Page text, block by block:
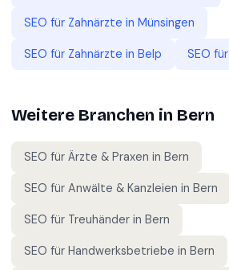
SEO für Zahnärzte in Münsingen
SEO für Zahnärzte in Belp SEO für
Weitere Branchen in Bern
SEO für Ärzte & Praxen in Bern
SEO für Anwälte & Kanzleien in Bern
SEO für Treuhänder in Bern
SEO für Handwerksbetriebe in Bern